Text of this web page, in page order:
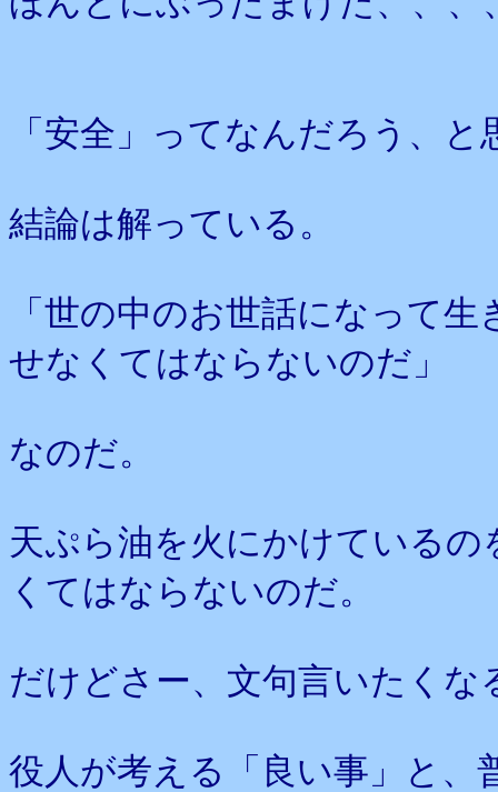
「安全」ってなんだろう、
結論は解っている。
「世の中のお世話になって
せなくてはならないのだ」
なのだ。
天ぷら油を火にかけている
くてはならないのだ。
だけどさー、文句言いたくな
役人が考える「良い事」と、